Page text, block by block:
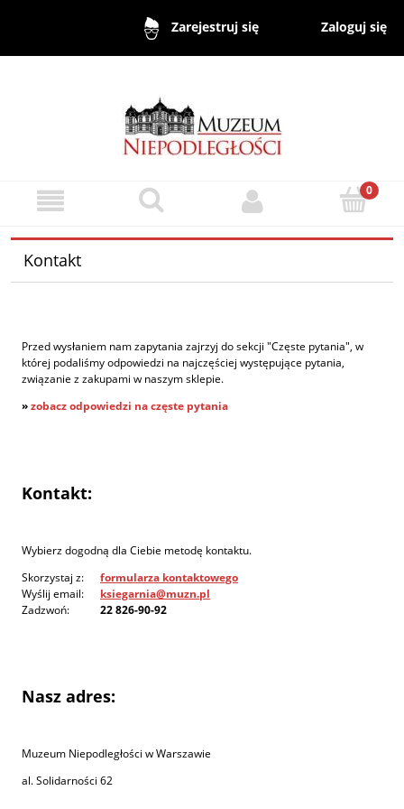
Zarejestruj się Zaloguj się
Kontakt
Przed wysłaniem nam zapytania zajrzyj do sekcji "Częste pytania", w
której podaliśmy odpowiedzi na najczęściej występujące pytania,
związanie z zakupami w naszym sklepie.
»zobacz odpowiedzi na częste pytania
Kontakt:
Wybierz dogodną dla Ciebie metodę kontaktu.
Skorzystaj z:
formularza kontaktowego
Wyślij email: ksiegarnia@muzn.pl
Zadzwoń:
22 826-90-92
Nasz adres:
Muzeum Niepodległości w Warszawie
al. Solidarności 62